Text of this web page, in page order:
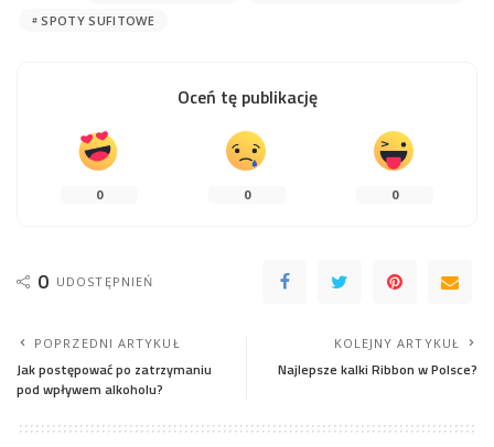
SPOTY SUFITOWE
Oceń tę publikację
0 0 0
0 UDOSTĘPNIEŃ
POPRZEDNI ARTYKUŁ
Jak postępować po zatrzymaniu
pod wpływem alkoholu?
KOLEJNY ARTYKUŁ
Najlepsze kalki Ribbon w Polsce?